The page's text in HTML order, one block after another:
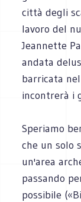
città degli
lavoro del
Jeannette
andata
barricata
incontrerà i
Speriamo
che un solo
un'area
passando
possibile